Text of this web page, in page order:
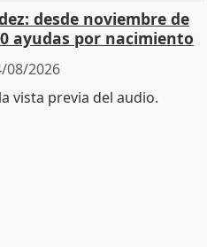
desde noviembre de
ayudas por nacimiento
08/2026